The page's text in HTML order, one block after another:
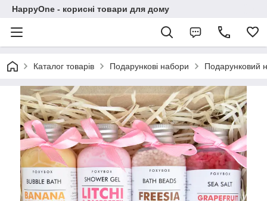
HappyOne - корисні товари для дому
Каталог товарів Подарункові набори Подарунковий